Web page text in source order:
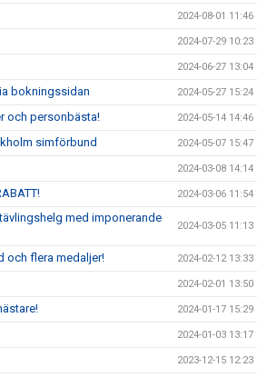
2024-08-01 11:46
2024-07-29 10:23
2024-06-27 13:04
bokningssidan 2024-05-27 15:24
och personbästa! 2024-05-14 14:46
simförbund 2024-05-07 15:47
2024-03-08 14:14
2024-03-06 11:54
med imponerande
2024-03-05 11:13
och flera medaljer! 2024-02-12 13:33
2024-02-01 13:50
2024-01-17 15:29
2024-01-03 13:17
2023-12-15 12:23